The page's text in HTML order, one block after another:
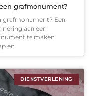
grafmonument?
grafmonument? Een
aan een
te maken
en
DIENSTVERLENING